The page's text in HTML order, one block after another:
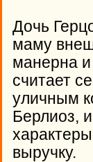
Дочь
маму
манерна
считает
уличным
Берлиоз,
выручку.